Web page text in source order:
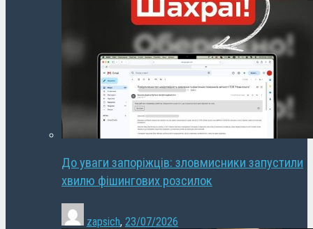
До уваги запоріжців: зловмисники запустили
хвилю фішингових розсилок
zapsich, 23/07/2026